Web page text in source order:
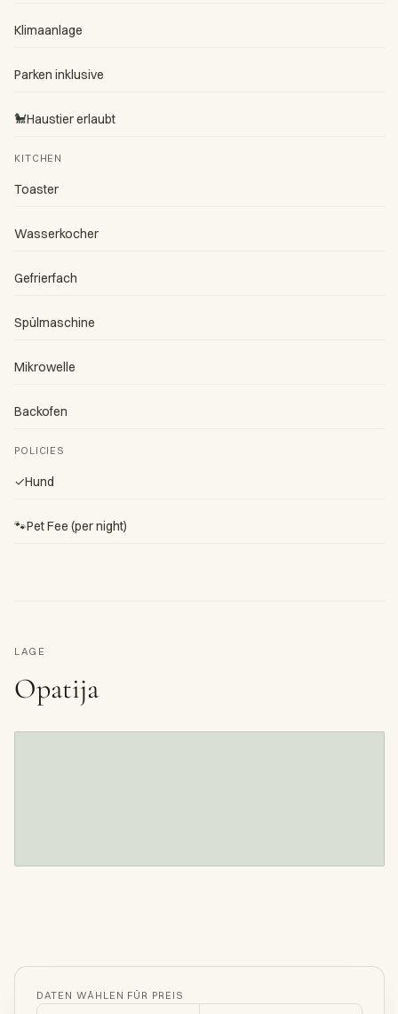
Klimaanlage
Parken inklusive
🐩Haustier erlaubt
KITCHEN
Toaster
Wasserkocher
Gefrierfach
Spülmaschine
Mikrowelle
Backofen
POLICIES
✓Hund
🐾Pet Fee (per night)
LAGE
Opatija
DATEN WÄHLEN FÜR PREIS